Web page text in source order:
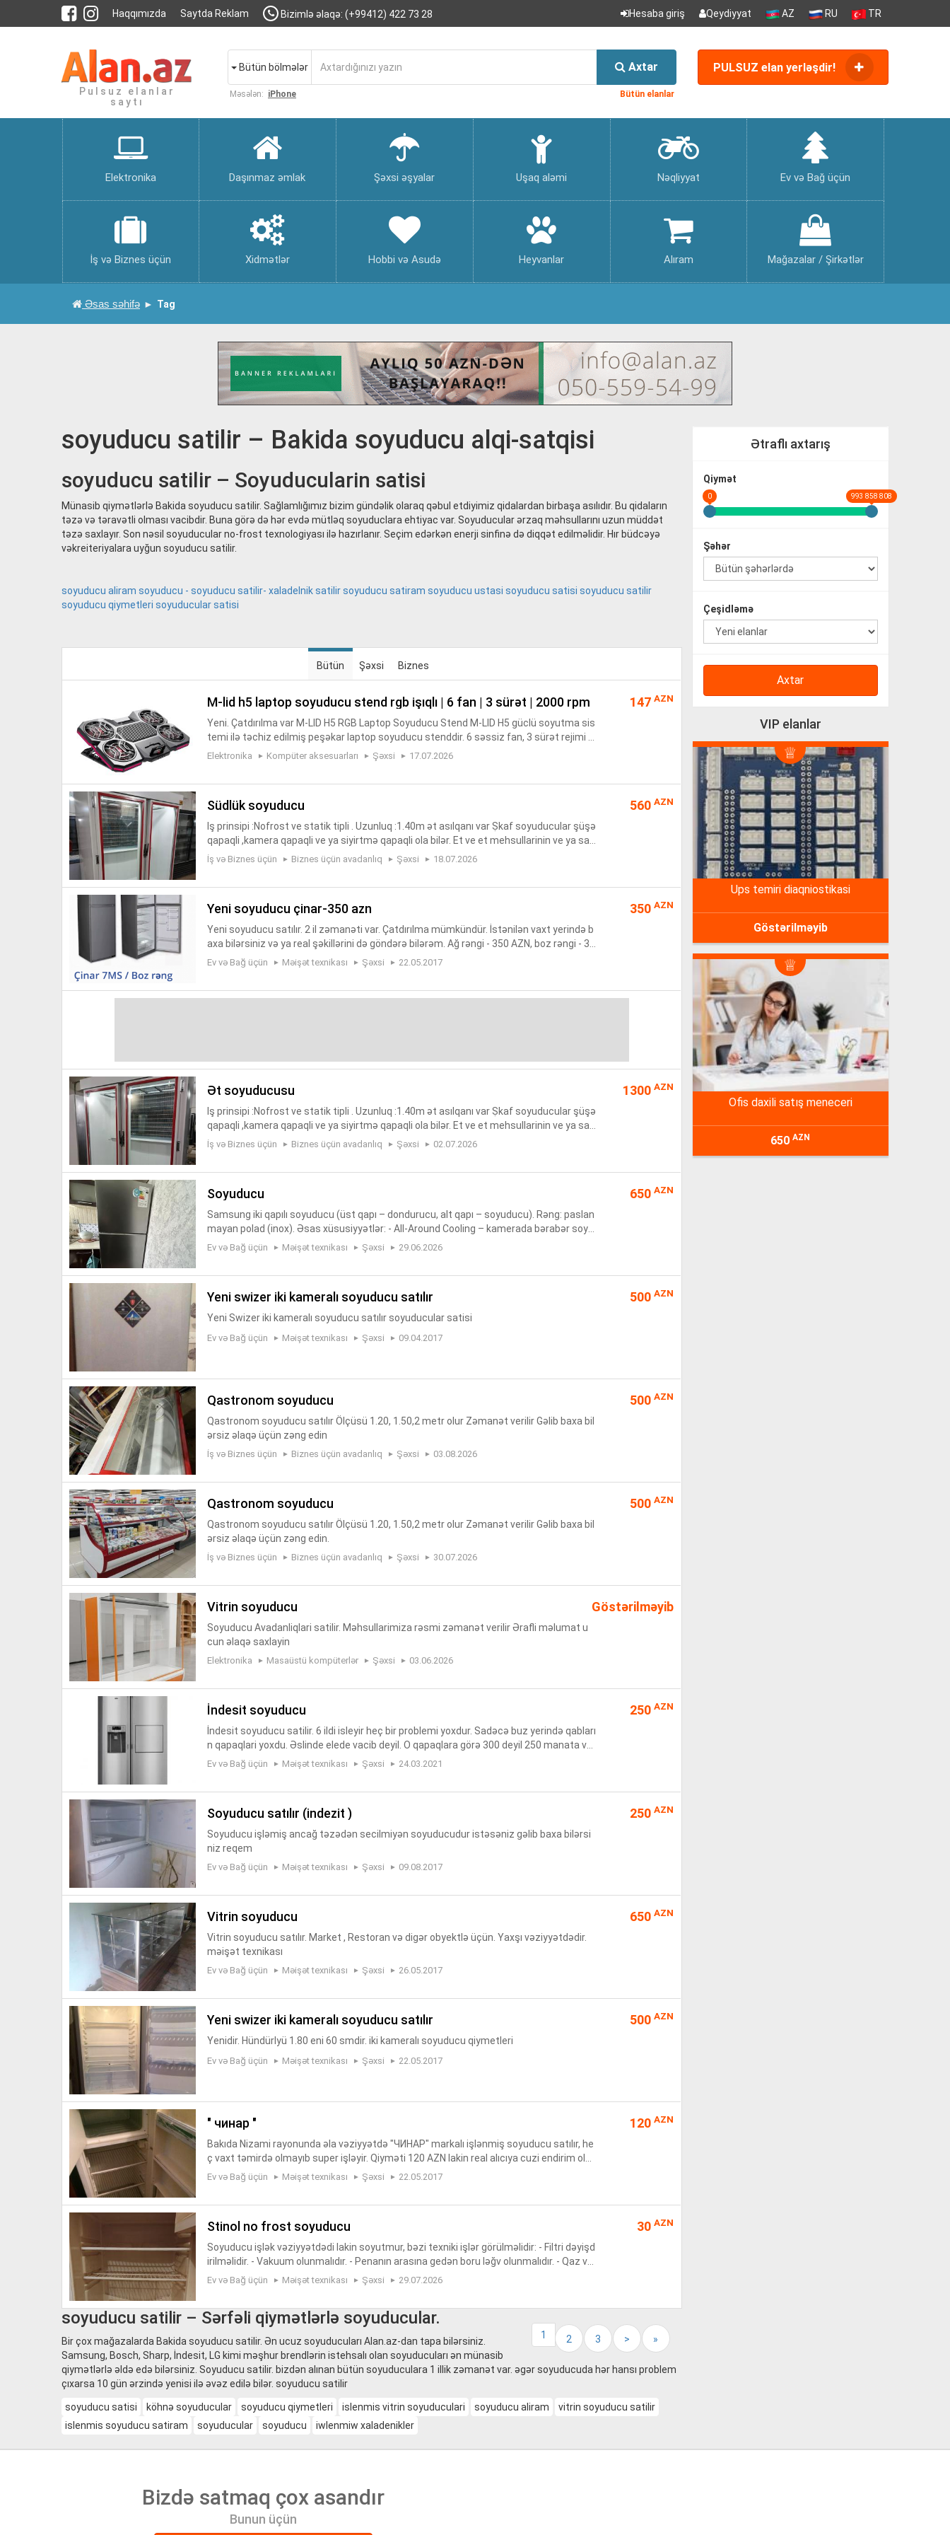
Haqqımızda Saytda Reklam Bizimlə əlaqə: (+99412) 422 73 28 Hesaba giriş Qeydiyyat AZ RU TR
Pulsuz elanlar
saytı
Bütün bölmələr Axtar
Məsələn: iPhone Bütün elanlar
PULSUZ elan yerləşdir!
Elektronika Daşınmaz əmlak Şəxsi əşyalar Uşaq aləmi Nəqliyyat Ev və Bağ üçün
İş və Biznes üçün Xidmətlər Hobbi və Asudə Heyvanlar Alıram Mağazalar / Şirkətlər
Əsas səhifə Tag
Ətraflı axtarış
Qiymət
0 993 858 808
Şəhər
Çeşidləmə
Axtar
VIP elanlar
ups temiri diaqniostikasi
Göstərilməyib
ofis daxili satış meneceri
650AZN
soyuducu satilir – Bakida soyuducu alqi-satqisi
soyuducu satilir – Soyuducularin satisi
Münasib qiymətlərlə Bakida soyuducu satilir. Sağlamlığımız bizim gündəlik olaraq qəbul etdiyimiz qidalardan birbaşa asılıdır. Bu qidaların
təzə və təravətli olması vacibdir. Buna görə də hər evdə mütləq soyuduclara ehtiyac var. Soyuducular ərzaq məhsullarını uzun müddət
təzə saxlayır. Son nəsil soyuducular no-frost texnologiyası ilə hazırlanır. Seçim edərkən enerji sinfinə də diqqət edilməlidir. Hır büdcəyə
vəkreiteriyalara uyğun soyuducu satilir.
soyuducu aliram soyuducu - soyuducu satilir- xaladelnik satilirsoyuducu satiram soyuducu ustasi soyuducu satisi soyuducu satilir
soyuducu qiymetleri soyuducular satisi
Bütün Şəxsi Biznes
m-lid h5 laptop soyuducu stend rgb i̇şıqlı | 6 fan | 3 sürət | 2000 rpm
Yeni. Çatdırılma var M-LID H5 RGB Laptop Soyuducu Stend M-LID H5 güclü soyutma sis
temi ilə təchiz edilmiş peşəkar laptop soyuducu stenddir. 6 səssiz fan, 3 sürət rejimi v
ə RGB işıqlandırma sayəsində həm gündəlik istifadə, həm də oyun və yüksək perfor...
Elektronika Kompüter aksesuarları Şəxsi 17.07.2026
147 AZN
südlük soyuducu
Iş prinsipi :Nofrost ve statik tipli . Uzunluq :1.40m ət asılqanı var Ṣkaf soyuducular şüşə
qapaqli ,kamera qapaqli ve ya siyirtmə qapaqli ola bilər. Et ve et mehsullarinin ve ya sal
atlarin süd qatıq mehsullarinin soyudulmus vəziyyətdə saxlanmasi üçü...
İş və Biznes üçün Biznes üçün avadanlıq Şəxsi 18.07.2026
560 AZN
yeni soyuducu çinar-350 azn
Yeni soyuducu satılır. 2 il zəmanəti var. Çatdırılma mümkündür. İstənilən vaxt yerində b
axa bilərsiniz və ya real şəkillərini də göndərə bilərəm. Ağ rəngi - 350 AZN, boz rəngi - 36
0 AZN. soyuducu qiymetleri
Ev və Bağ üçün Məişət texnikası Şəxsi 22.05.2017
350 AZN
ət soyuducusu
Iş prinsipi :Nofrost ve statik tipli . Uzunluq :1.40m ət asılqanı var Ṣkaf soyuducular şüşə
qapaqli ,kamera qapaqli ve ya siyirtmə qapaqli ola bilər. Et ve et mehsullarinin ve ya sal
atlarin süd qatıq mehsullarinin soyudulmus vəziyyətdə saxlanmasi üçü...
İş və Biznes üçün Biznes üçün avadanlıq Şəxsi 02.07.2026
1300 AZN
soyuducu
Samsung iki qapılı soyuducu (üst qapı – dondurucu, alt qapı – soyuducu). Rəng: paslan
mayan polad (inox). Əsas xüsusiyyətlər: - All-Around Cooling – kamerada bərabər soyu
tma - Enerji səmərəliliyi: A+ (etiket üzərində) - Ümumi həcmi təqribən 250 l (eti...
Ev və Bağ üçün Məişət texnikası Şəxsi 29.06.2026
650 AZN
yeni swizer iki kameralı soyuducu satılır
Yeni Swizer iki kameralı soyuducu satılır soyuducular satisi
Ev və Bağ üçün Məişət texnikası Şəxsi 09.04.2017
500 AZN
qastronom soyuducu
Qastronom soyuducu satılır Ölçüsü 1.20, 1.50,2 metr olur Zəmanət verilir Gəlib baxa bil
ərsiz əlaqə üçün zəng edin
İş və Biznes üçün Biznes üçün avadanlıq Şəxsi 03.08.2026
500 AZN
qastronom soyuducu
Qastronom soyuducu satılır Ölçüsü 1.20, 1.50,2 metr olur Zəmanət verilir Gəlib baxa bil
ərsiz əlaqə üçün zəng edin.
İş və Biznes üçün Biznes üçün avadanlıq Şəxsi 30.07.2026
500 AZN
vitrin soyuducu
Soyuducu Avadanliqlari satilir. Məhsullarimiza rəsmi zəmanət verilir Ərafli məlumat u
cun əlaqə saxlayin
Elektronika Masaüstü kompüterlər Şəxsi 03.06.2026
Göstərilməyib
i̇ndesit soyuducu
İndesit soyuducu satilir. 6 ildi isleyir heç bir problemi yoxdur. Sadəcə buz yerində qabları
n qapaqlari yoxdu. Əslinde elede vacib deyil. O qapaqlara görə 300 deyil 250 manata ver
ilir. Tam işləkdir. Soyutmasi əladi. Buz vermir no frostdu
Ev və Bağ üçün Məişət texnikası Şəxsi 24.03.2021
250 AZN
soyuducu satılır (indezit )
Soyuducu işləmiş ancağ təzədən secilmiyən soyuducudur istəsəniz gəlib baxa bilərsi
niz reqem
Ev və Bağ üçün Məişət texnikası Şəxsi 09.08.2017
250 AZN
vitrin soyuducu
Vitrin soyuducu satılır. Market , Restoran və digər obyektlə üçün. Yaxşı vəziyyətdədir.
məişət texnikası
Ev və Bağ üçün Məişət texnikası Şəxsi 26.05.2017
650 AZN
yeni swizer iki kameralı soyuducu satılır
Yenidir. Hündürlyü 1.80 eni 60 smdir. iki kameralı soyuducu qiymetleri
Ev və Bağ üçün Məişət texnikası Şəxsi 22.05.2017
500 AZN
" чинар "
Bakıda Nizami rayonunda əla vəziyyətdə "ЧИНАР" markalı işlənmiş soyuducu satılır, he
ç vaxt təmirdə olmayıb super işləyir. Qiyməti 120 AZN lakin real alıcıya cuzi endirim olu
nacaq. Əlaqə nömrəsi : 055-915-95-88 soyuducu qiymetleri
Ev və Bağ üçün Məişət texnikası Şəxsi 22.05.2017
120 AZN
stinol no frost soyuducu
Soyuducu işlək vəziyyətdədi lakin soyutmur, bəzi texniki işlər görülməlidir: - Filtri dəyişd
irilməlidir. - Vakuum olunmalıdır. - Penanın arasına gedən boru ləğv olunmalıdır. - Qaz vu
rulmalıdır. Qiymət razılaşma yolu ilədir. Ciddi alıcıya çox sərfəli ...
Ev və Bağ üçün Məişət texnikası Şəxsi 29.07.2026
30 AZN
1 2 3 > »
soyuducu satilir – Sərfəli qiymətlərlə soyuducular.
Bir çox mağazalarda Bakida soyuducu satilir. Ən ucuz soyuducuları Alan.az-dan tapa bilərsiniz.
Samsung, Bosch, Sharp, İndesit, LG kimi məşhur brendlərin istehsalı olan soyuducuları ən münasib
qiymətlərlə əldə edə bilərsiniz. Soyuducu satilir. bizdən alınan bütün soyuduculara 1 illik zəmanət var. əgər soyuducuda hər hansı problem
çıxarsa 10 gün ərzində yenisi ilə əvəz edilə bilər. soyuducu satilir
soyuducu satisi köhnə soyuducular soyuducu qiymetleri islenmis vitrin soyuduculari soyuducu aliram
vitrin soyuducu satilir
islenmis soyuducu satiram
soyuducular soyuducu iwlenmiw xaladenikler
Bizdə satmaq çox asandır
Bunun üçün